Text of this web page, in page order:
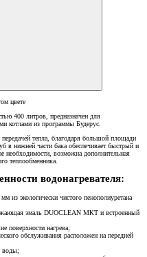
цвете
400 литров, предназначен для
котлами из программы Будерус.
тепла, благодаря большой площади
в нижней части бака обеспечивает быстрый и
необходимости, возможна дополнительная
теплообменника.
водонагревателя:
из экологически чистого пенополиуретана
эмаль DUOCLEAN МКТ и встроенный
поверхности нагрева;
обслуживания расположен на передней
воды;